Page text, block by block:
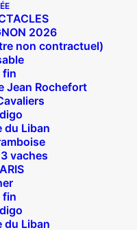
2026
non contractuel)
fin
Jean Rochefort
du Liban
vaches
fin
du Liban
!